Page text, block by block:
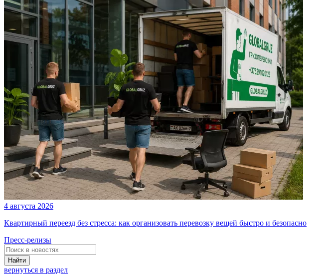
4 августа 2026
Квартирный переезд без стресса: как организовать перевозку вещей быстро и безопасно
Пресс-релизы
Найти
вернуться в раздел